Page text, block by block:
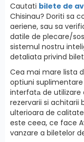
Cautati bilete de
Chisinau? Doriti sa
aeriene, sau sa
datile de plecare/
sistemul nostru
detaliata privind
Cea mai mare lista
optiuni
interfatа de utilizare
rezervarii si achitarii
ulterioara de
este ceea, ce face
vanzare a biletelor